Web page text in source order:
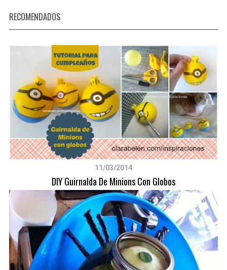
RECOMENDADOS
11/03/2014
DIY Guirnalda De Minions Con Globos